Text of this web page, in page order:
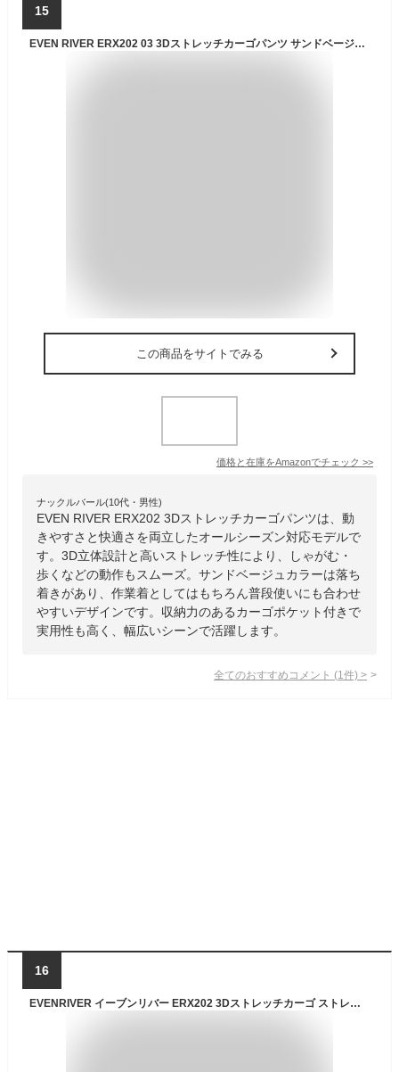
15
EVEN RIVER ERX202 03 3Dストレッチカーゴパンツ サンドベージュ オールシーズン用 Lサイズ
この商品をサイトでみる
価格と在庫をAmazonでチェック >>
ナックルバール(10代・男性)
EVEN RIVER ERX202 3Dストレッチカーゴパンツは、動
きやすさと快適さを両立したオールシーズン対応モデルで
す。3D立体設計と高いストレッチ性により、しゃがむ・
歩くなどの動作もスムーズ。サンドベージュカラーは落ち
着きがあり、作業着としてはもちろん普段使いにも合わせ
やすいデザインです。収納力のあるカーゴポケット付きで
実用性も高く、幅広いシーンで活躍します。
全てのおすすめコメント (1 件) >
16
EVENRIVER イーブンリバー ERX202 3Dストレッチカーゴ ストレッチ 作業着 作業服 カーキ ベージュ ネイビー ブラウン ストレッチ素材 カーゴパンツ スタイリッシュ